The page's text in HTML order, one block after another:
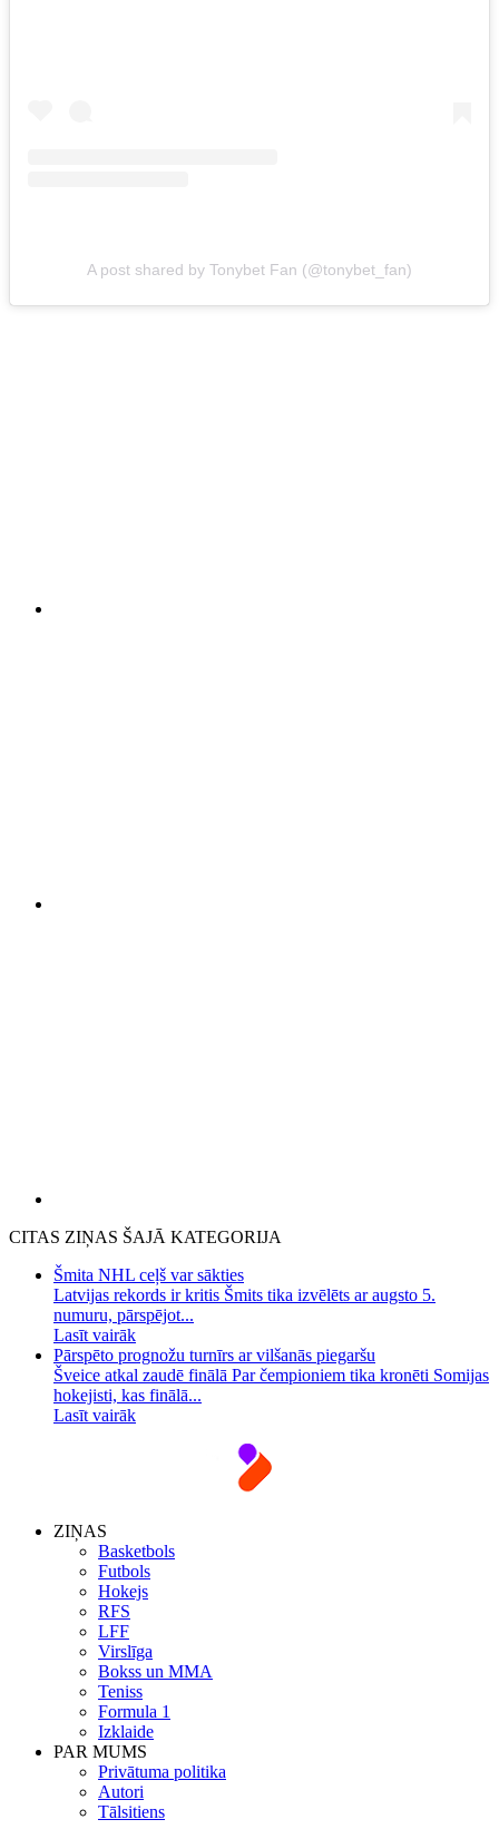
A post shared by Tonybet Fan (@tonybet_fan)
CITAS ZIŅAS ŠAJĀ KATEGORIJA
Šmita NHL ceļš var sākties
Latvijas rekords ir kritis Šmits tika izvēlēts ar augsto 5.
numuru, pārspējot...
Lasīt vairāk
Pārspēto prognožu turnīrs ar vilšanās piegaršu
Šveice atkal zaudē finālā Par čempioniem tika kronēti Somijas
hokejisti, kas finālā...
Lasīt vairāk
ZIŅAS
Basketbols
Futbols
Hokejs
RFS
LFF
Virslīga
Bokss un MMA
Teniss
Formula 1
Izklaide
PAR MUMS
Privātuma politika
Autori
Tālsitiens